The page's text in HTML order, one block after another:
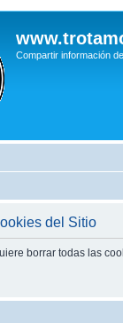
Compartir información
del Sitio
borrar todas las